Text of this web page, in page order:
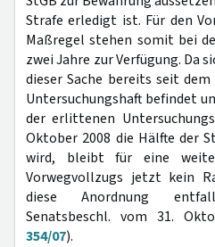
Strafe erledigt ist. Für den
Maßregel stehen somit bei
zwei Jahre zur Verfügung. Da
dieser Sache bereits seit
Untersuchungshaft befindet
der erlittenen
Oktober 2008 die Hälfte der
wird, bleibt für eine
Vorwegvollzugs jetzt kein
diese Anordnung
Senatsbeschl. vom 31.
354/07).